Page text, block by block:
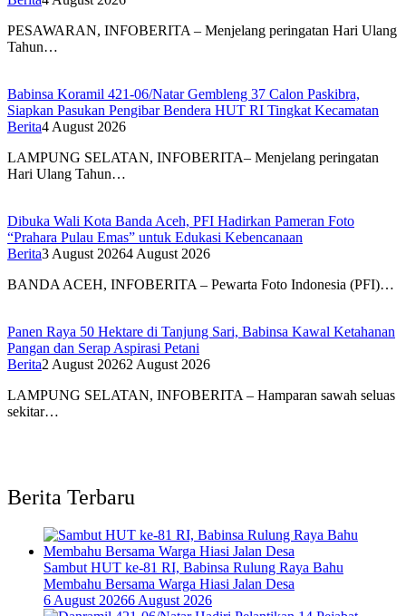
PESAWARAN, INFOBERITA – Menjelang peringatan Hari Ulang
Tahun…
Babinsa Koramil 421-06/Natar Gembleng 37 Calon Paskibra,
Siapkan Pasukan Pengibar Bendera HUT RI Tingkat Kecamatan
Berita4 August 2026
LAMPUNG SELATAN, INFOBERITA– Menjelang peringatan
Hari Ulang Tahun…
Dibuka Wali Kota Banda Aceh, PFI Hadirkan Pameran Foto
“Prahara Pulau Emas” untuk Edukasi Kebencanaan
Berita3 August 20264 August 2026
BANDA ACEH, INFOBERITA – Pewarta Foto Indonesia (PFI)…
Panen Raya 50 Hektare di Tanjung Sari, Babinsa Kawal Ketahanan
Pangan dan Serap Aspirasi Petani
Berita2 August 20262 August 2026
LAMPUNG SELATAN, INFOBERITA – Hamparan sawah seluas
sekitar…
Berita Terbaru
Sambut HUT ke-81 RI, Babinsa Rulung Raya Bahu
Membahu Bersama Warga Hiasi Jalan Desa
6 August 20266 August 2026